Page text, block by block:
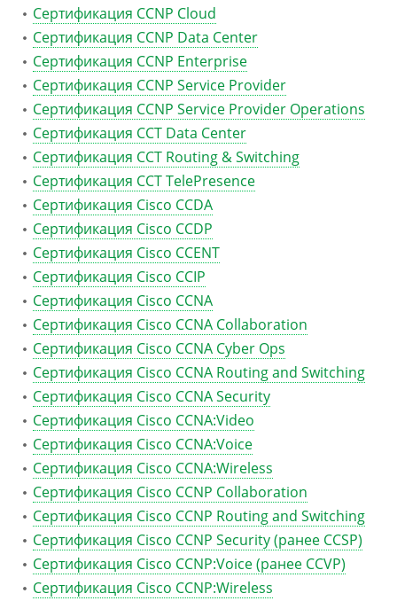
Сертификация CCNP Cloud
Сертификация CCNP Data Center
Сертификация CCNP Enterprise
Сертификация CCNP Service Provider
Сертификация CCNP Service Provider Operations
Сертификация CCT Data Center
Сертификация CCT Routing & Switching
Сертификация CCT TelePresence
Сертификация Cisco CCDA
Сертификация Cisco CCDP
Сертификация Cisco CCENT
Сертификация Cisco CCIP
Сертификация Cisco CCNA
Сертификация Cisco CCNA Collaboration
Сертификация Cisco CCNA Cyber Ops
Сертификация Cisco CCNA Routing and Switching
Сертификация Cisco CCNA Security
Сертификация Cisco CCNA:Video
Сертификация Cisco CCNA:Voice
Сертификация Cisco CCNA:Wireless
Сертификация Cisco CCNP Collaboration
Сертификация Cisco CCNP Routing and Switching
Сертификация Cisco CCNP Security (ранее CCSP)
Сертификация Cisco CCNP:Voice (ранее CCVP)
Сертификация Cisco CCNP:Wireless